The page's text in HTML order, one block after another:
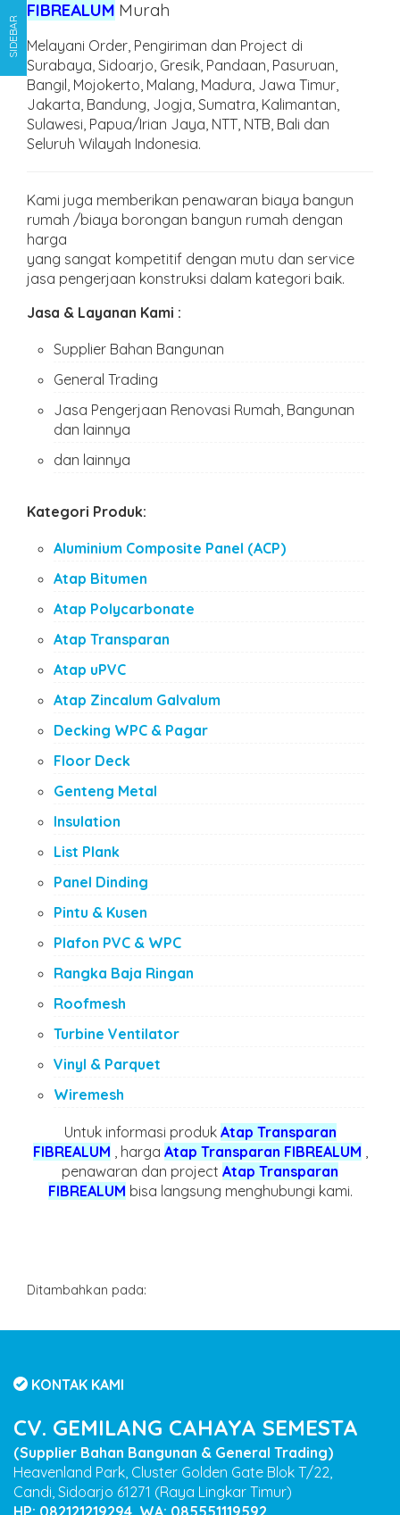
FIBREALUM Murah
Melayani Order, Pengiriman dan Project di
Surabaya, Sidoarjo, Gresik, Pandaan, Pasuruan,
Bangil, Mojokerto, Malang, Madura, Jawa Timur,
Jakarta, Bandung, Jogja, Sumatra, Kalimantan,
Sulawesi, Papua/Irian Jaya, NTT, NTB, Bali dan
Seluruh Wilayah Indonesia.
Kami juga memberikan penawaran biaya bangun
rumah /biaya borongan bangun rumah dengan
harga
yang sangat kompetitif dengan mutu dan service
jasa pengerjaan konstruksi dalam kategori baik.
Jasa & Layanan Kami :
Supplier Bahan Bangunan
General Trading
Jasa Pengerjaan Renovasi Rumah, Bangunan
dan lainnya
dan lainnya
Kategori Produk:
Aluminium Composite Panel (ACP)
Atap Bitumen
Atap Polycarbonate
Atap Transparan
Atap uPVC
Atap Zincalum Galvalum
Decking WPC & Pagar
Floor Deck
Genteng Metal
Insulation
List Plank
Panel Dinding
Pintu & Kusen
Plafon PVC & WPC
Rangka Baja Ringan
Roofmesh
Turbine Ventilator
Vinyl & Parquet
Wiremesh
Untuk informasi produk Atap Transparan
FIBREALUM , harga Atap Transparan FIBREALUM
penawaran dan project Atap Transparan
FIBREALUM bisa langsung menghubungi kami.
Ditambahkan pada:
SIDEBAR
KONTAK KAMI
CV. GEMILANG CAHAYA SEMESTA
(Supplier Bahan Bangunan & General Trading)
Heavenland Park, Cluster Golden Gate Blok T/22,
Candi, Sidoarjo 61271 (Raya Lingkar Timur)
HP: 082121219294, WA: 085551119592